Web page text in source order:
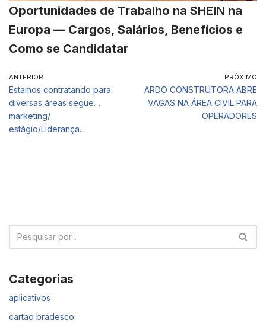
Oportunidades de Trabalho na SHEIN na
Europa — Cargos, Salários, Benefícios e
Como se Candidatar
ANTERIOR
Estamos contratando para
diversas áreas segue…
marketing/
estágio/Liderança…
PRÓXIMO
ARDO CONSTRUTORA ABRE
VAGAS NA ÁREA CIVIL PARA
OPERADORES
Categorias
aplicativos
cartao bradesco